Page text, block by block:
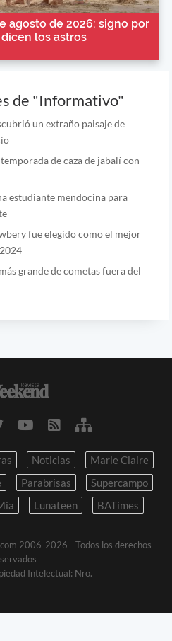
agosto de 2026: signo por
los astros
de "Informativo"
un extraño paisaje de
de caza de jabalí con
estudiante mendocina para
fue elegido como el mejor
grande de cometas fuera del
Noticias
Marie Claire
Parabrisas
Supercampo
Lunateen BATimes
2006-2026 - Todos los derechos
Intelectual: Nro.